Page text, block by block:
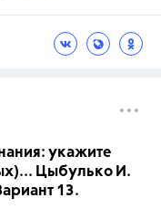
укажите
Цыбулько И.
13.